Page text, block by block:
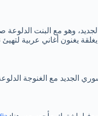
وهو مع البنت
يغنون أغاني عربية لتهيئ
الجديد مع الغنوجة